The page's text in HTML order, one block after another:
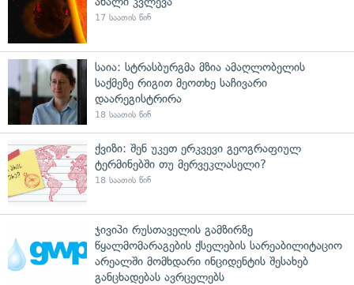
17 საათის წინ
საია: სტრასბურგმა მზია ამაღლობელის
საქმეზე რიგით მეოთხე საჩივარი
დაარეგისტრირა
18 საათის წინ
ქვიზი: შენ უკეთ ერკვევი გეოგრაფიულ
ტერმინებში თუ მერვეკლასელი?
18 საათის წინ
ჯივიპი რუსთაველის გამზირზე
წყალმომარაგების ქსელების სარეაბილიტაციო
არეალში მომხდარი ინციდენტის შესახებ
განცხადებას ავრცელებს